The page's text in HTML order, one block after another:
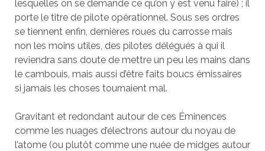
lesquelles on se demande ce qu’on y est venu faire) ; il
porte le titre de pilote opérationnel. Sous ses ordres
se tiennent enfin, dernières roues du carrosse mais
non les moins utiles, des pilotes délégués à qui il
reviendra sans doute de mettre un peu les mains dans
le cambouis, mais aussi d’être faits boucs émissaires
si jamais les choses tournaient mal.
Gravitant et redondant autour de ces Éminences
comme les nuages d’électrons autour du noyau de
l’atome (ou plutôt comme une nuée de midges autour